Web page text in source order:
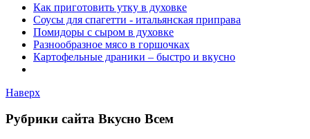
Как приготовить утку в духовке
Соусы для спагетти - итальянская приправа
Помидоры с сыром в духовке
Разнообразное мясо в горшочках
Картофельные драники – быстро и вкусно
Наверх
Рубрики сайта Вкусно Всем